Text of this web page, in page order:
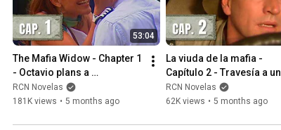
53:04
The Mafia Widow - Chapter 1
- Octavio plans a
honeymoon
RCN Novelas
181K views • 5 months ago
La viuda de la mafia -
Capítulo 2 - Travesía a un
largo paseo
RCN Novelas
62K views • 5 months ago